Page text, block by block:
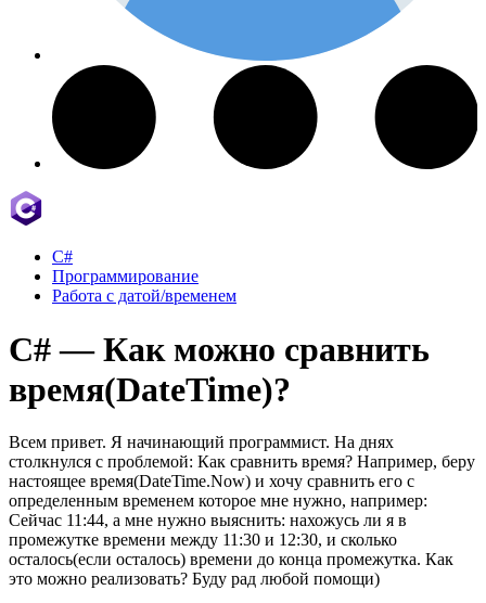
C#
Программирование
Работа с датой/временем
C# — Как можно сравнить
время(DateTime)?
Всем привет. Я начинающий программист. На днях
столкнулся с проблемой: Как сравнить время? Например, беру
настоящее время(DateTime.Now) и хочу сравнить его с
определенным временем которое мне нужно, например:
Сейчас 11:44, а мне нужно выяснить: нахожусь ли я в
промежутке времени между 11:30 и 12:30, и сколько
осталось(если осталось) времени до конца промежутка. Как
это можно реализовать? Буду рад любой помощи)